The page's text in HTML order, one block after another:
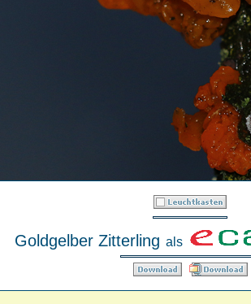
Goldgelber Zitterling als